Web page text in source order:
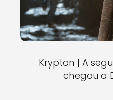
Krypton | A
chegou a